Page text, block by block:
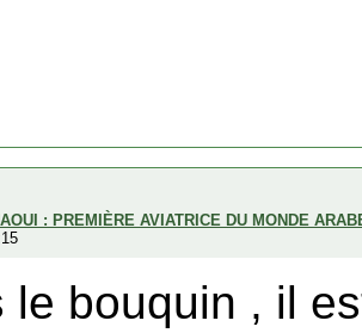
: PREMIÈRE AVIATRICE DU MONDE
le bouquin , il